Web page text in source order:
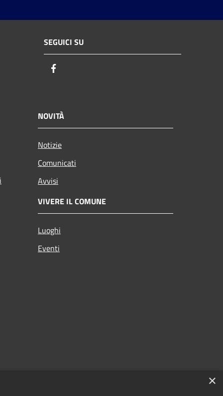
SEGUICI SU
NOVITÀ
Notizie
Comunicati
Avvisi
VIVERE IL COMUNE
Luoghi
Eventi
×